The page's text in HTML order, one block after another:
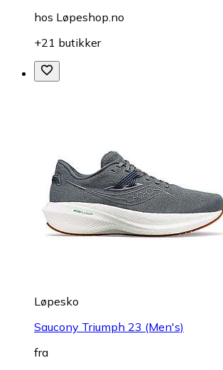
hos Løpeshop.no
+21 butikker
Løpesko
Saucony Triumph 23 (Men's)
fra